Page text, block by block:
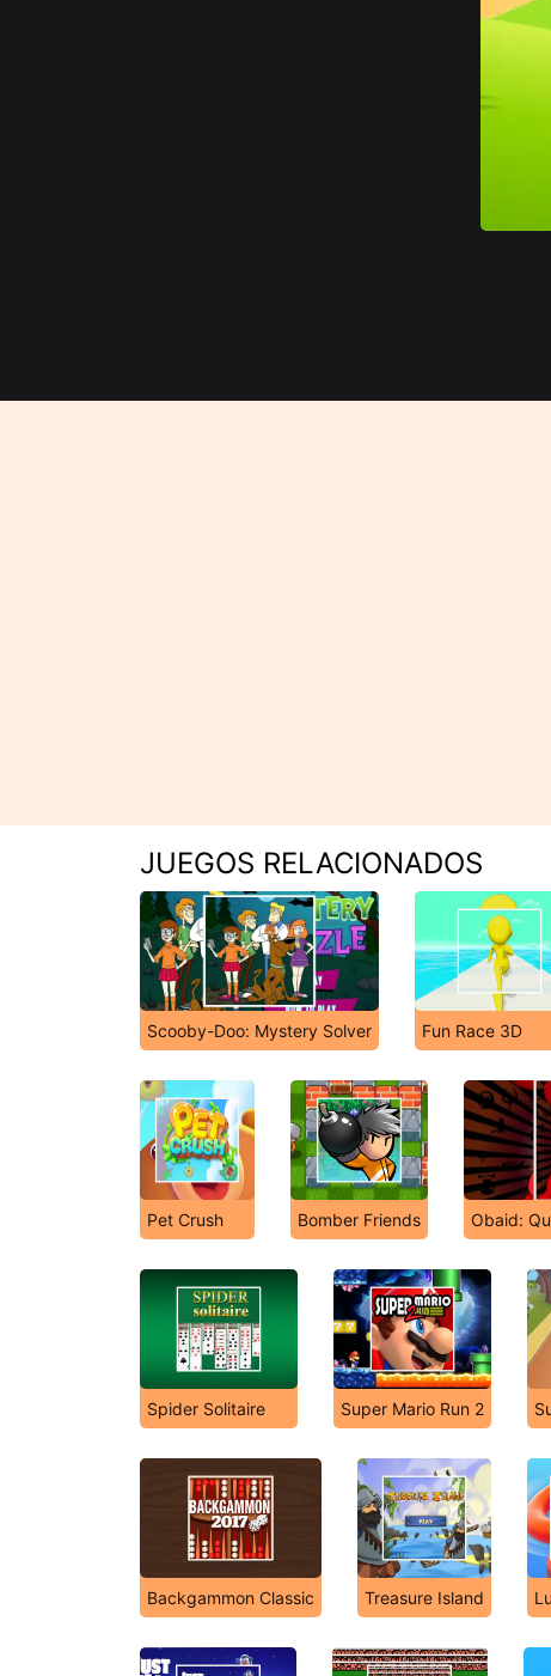
JUEGOS RELACIONADOS
Scooby-Doo: Mystery Solver Fun Race 3D
Pet Crush Bomber Friends Obaid:
Spider Solitaire Super Mario Run 2
Backgammon Classic Treasure Island